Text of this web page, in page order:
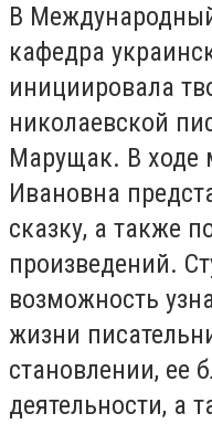
В
кафедра
инициировала
николаевской
Марущак. В ходе
Ивановна
сказку, а также
произведений.
возможность
жизни
становлении, ее
деятельности, а